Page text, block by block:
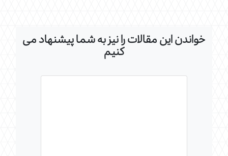
خواندن این مقالات را نیز به شما پیشنهاد می
کنیم